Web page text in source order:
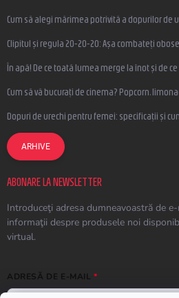
Cum să alegi mărimea potrivită a dopurilor de
Clipitul și regula 20-20-20: Așa combateți
În apă! De ce toată lumea merge la înot și de
Cum să vă bucurați de cinema? Popcorn,
Dopuri de urechi pentru femei: specificații și
ARHIVE
ABONARE LA NEWSLETTER
Introduceţi adresa dumneavoastră de
informaţii despre produsele noi
virtual.
ADRESĂ DE E-MAIL